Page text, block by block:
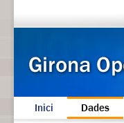
Inici Dades